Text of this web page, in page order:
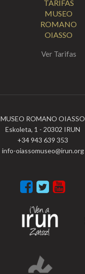
TARIFAS
MUSEO
ROMANO
OIASSO
Ver Tarifas
MUSEO ROMANO OIASSO
Eskoleta, 1 - 20302 IRUN
+34 943 639 353
info-oiassomuseo@irun.org